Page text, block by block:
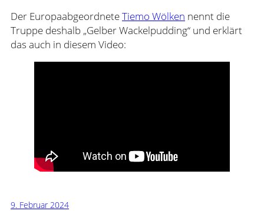
Der EuropaabgeordneteTiemo Wölken nennt die
Truppe deshalb „Gelber Wackelpudding“ und erklärt
das auch in diesem Video:
9. Februar 2024